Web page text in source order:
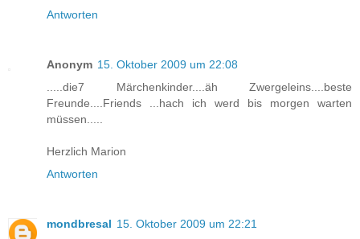
Antworten
Anonym 15. Oktober 2009 um 22:08
.....die7 Märchenkinder....äh Zwergeleins....beste
Freunde....Friends ...hach ich werd bis morgen warten
müssen.....
Herzlich Marion
Antworten
mondbresal 15. Oktober 2009 um 22:21